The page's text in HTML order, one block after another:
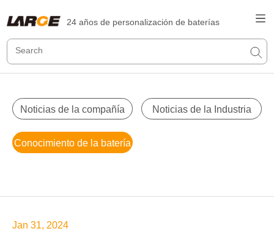
24 años de personalización de baterías
Noticias de la compañía Noticias de la Industria
Conocimiento de la batería
Jan 31, 2024